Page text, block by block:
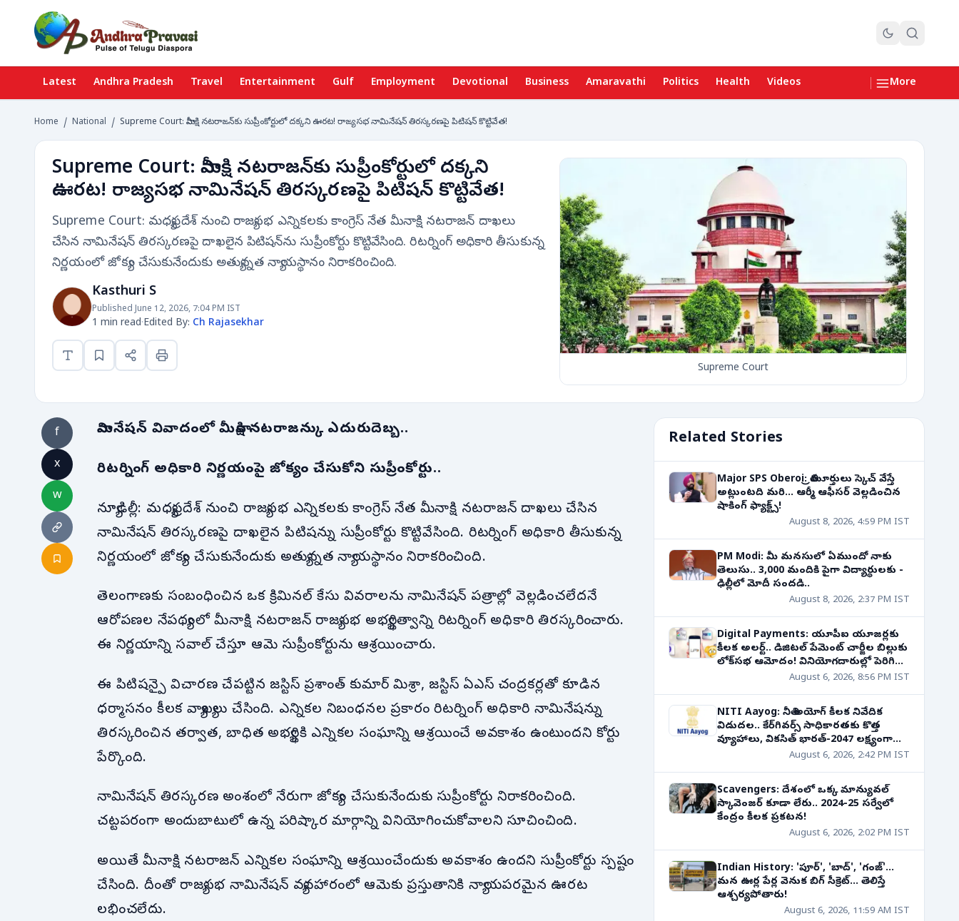
Latest Andhra Pradesh Travel Entertainment Gulf Employment Devotional Business Amaravathi Politics Health Videos More
Home / National / Supreme Court: మీనాక్షి నటరాజన్‌కు సుప్రీంకోర్టులో దక్కని ఊరట! రాజ్యసభ నామినేషన్ తిరస్కరణపై పిటిషన్ కొట్టివేత!
Supreme Court: మీనాక్షి నటరాజన్‌కు సుప్రీంకోర్టులో దక్కని
ఊరట! రాజ్యసభ నామినేషన్ తిరస్కరణపై పిటిషన్ కొట్టివేత!
Supreme Court: మధ్యప్రదేశ్ నుంచి రాజ్యసభ ఎన్నికలకు కాంగ్రెస్ నేత మీనాక్షి నటరాజన్ దాఖలు
చేసిన నామినేషన్ తిరస్కరణపై దాఖలైన పిటిషన్‌ను సుప్రీంకోర్టు కొట్టివేసింది. రిటర్నింగ్ అధికారి తీసుకున్న
నిర్ణయంలో జోక్యం చేసుకునేందుకు అత్యున్నత న్యాయస్థానం నిరాకరించింది.
Kasthuri S
Published June 12, 2026, 7:04 PM IST
1 min read·Edited By: Ch Rajasekhar
Supreme Court
f
x
w
నామినేషన్ వివాదంలో మీనాక్షి నటరాజన్కు ఎదురుదెబ్బ..
రిటర్నింగ్ అధికారి నిర్ణయంపై జోక్యం చేసుకోని సుప్రీంకోర్టు..
న్యూఢిల్లీ: మధ్యప్రదేశ్ నుంచి రాజ్యసభ ఎన్నికలకు కాంగ్రెస్ నేత మీనాక్షి నటరాజన్ దాఖలు చేసిన
నామినేషన్ తిరస్కరణపై దాఖలైన పిటిషన్ను సుప్రీంకోర్టు కొట్టివేసింది. రిటర్నింగ్ అధికారి తీసుకున్న
నిర్ణయంలో జోక్యం చేసుకునేందుకు అత్యున్నత న్యాయస్థానం నిరాకరించింది.
తెలంగాణకు సంబంధించిన ఒక క్రిమినల్ కేసు వివరాలను నామినేషన్ పత్రాల్లో వెల్లడించలేదనే
ఆరోపణల నేపథ్యంలో మీనాక్షి నటరాజన్ రాజ్యసభ అభ్యర్థిత్వాన్ని రిటర్నింగ్ అధికారి తిరస్కరించారు.
ఈ నిర్ణయాన్ని సవాల్ చేస్తూ ఆమె సుప్రీంకోర్టును ఆశ్రయించారు.
ఈ పిటిషన్పై విచారణ చేపట్టిన జస్టిస్ ప్రశాంత్ కుమార్ మిశ్రా, జస్టిస్ ఏఎస్ చంద్రకర్లతో కూడిన
ధర్మాసనం కీలక వ్యాఖ్యలు చేసింది. ఎన్నికల నిబంధనల ప్రకారం రిటర్నింగ్ అధికారి నామినేషన్ను
తిరస్కరించిన తర్వాత, బాధిత అభ్యర్థికి ఎన్నికల సంఘాన్ని ఆశ్రయించే అవకాశం ఉంటుందని కోర్టు
పేర్కొంది.
నామినేషన్ తిరస్కరణ అంశంలో నేరుగా జోక్యం చేసుకునేందుకు సుప్రీంకోర్టు నిరాకరించింది.
చట్టపరంగా అందుబాటులో ఉన్న పరిష్కార మార్గాన్ని వినియోగించుకోవాలని సూచించింది.
అయితే మీనాక్షి నటరాజన్ ఎన్నికల సంఘాన్ని ఆశ్రయించేందుకు అవకాశం ఉందని సుప్రీంకోర్టు స్పష్టం
చేసింది. దీంతో రాజ్యసభ నామినేషన్ వ్యవహారంలో ఆమెకు ప్రస్తుతానికి న్యాయపరమైన ఊరట
లభించలేదు.
Related Stories
Major SPS Oberoi: త్రిమూర్తులు స్కెచ్ వేస్తే
అట్లుంటది మరి... ఆర్మీ ఆఫీసర్ వెల్లడించిన
షాకింగ్ ఫ్యాక్ట్స్!
August 8, 2026, 4:59 PM IST
PM Modi: మీ మనసులో ఏముందో నాకు
తెలుసు.. 3,000 మందికి పైగా విద్యార్థులకు -
ఢిల్లీలో మోదీ సందడి..
August 8, 2026, 2:37 PM IST
Digital Payments: యూపీఐ యూజర్లకు
కీలక అలర్ట్.. డిజిటల్ పేమెంట్ చార్జీల బిల్లుకు
లోక్‌సభ ఆమోదం! వినియోగదారుల్లో పెరిగిన
August 6, 2026, 8:56 PM IST
NITI Aayog: నీతి అయోగ్ కీలక నివేదిక
విడుదల.. కేర్‌గివర్స్ సాధికారతకు కొత్త
వ్యూహాలు, వికసిత్ భారత్-2047 లక్ష్యంగా
August 6, 2026, 2:42 PM IST
Scavengers: దేశంలో ఒక్క మాన్యువల్
స్కావెంజర్ కూడా లేరు.. 2024-25 సర్వేలో
కేంద్రం కీలక ప్రకటన!
August 6, 2026, 2:02 PM IST
Indian History: 'పూర్', 'బాద్', 'గంజ్'...
మన ఊర్ల పేర్ల వెనుక బిగ్ సీక్రెట్... తెలిస్తే
ఆశ్చర్యపోతారు!
August 6, 2026, 11:59 AM IST